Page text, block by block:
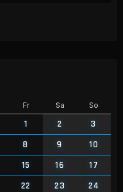
Fr Sa So
1 2
3
8 9
10
15 16
17
22 23
24